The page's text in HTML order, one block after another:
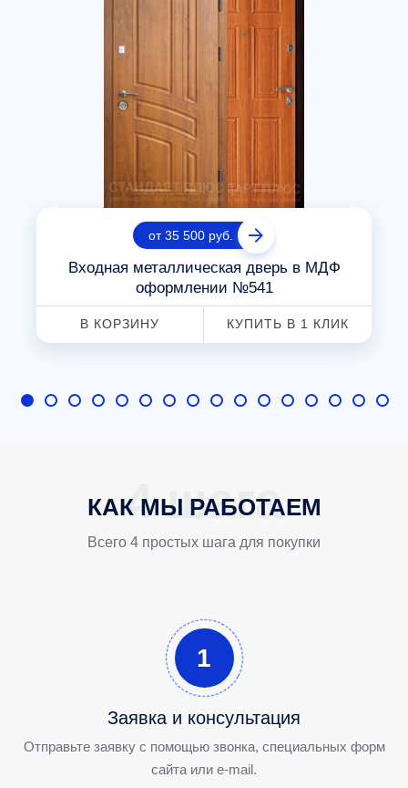
от 35 500 руб.
Входная металлическая дверь в МДФ
оформлении №541
В КОРЗИНУ КУПИТЬ В 1 КЛИК
КАК МЫ РАБОТАЕМ
Всего 4 простых шага для покупки
1
Заявка и консультация
Отправьте заявку с помощью звонка, специальных форм
сайта или e-mail.